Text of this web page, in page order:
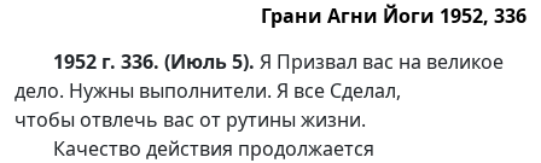
Грани Агни Йоги 1952, 336
1952 г. 336. (Июль 5). Я Призвал вас на великое
дело. Нужны выполнители. Я все Сделал,
чтобы отвлечь вас от рутины жизни.
Качество действия продолжается